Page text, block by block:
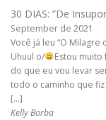
30 DIAS: ”De
September de 2021
Você já leu “O Milagre
Uhuul o/
Estou
do que eu vou levar
todo o caminho que
[…]
Kelly Borba